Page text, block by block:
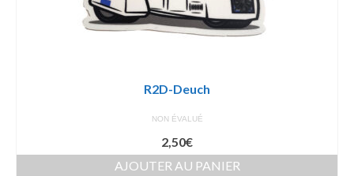
R2D-Deuch
NON ÉVALUÉ
2,50€
AJOUTER AU PANIER